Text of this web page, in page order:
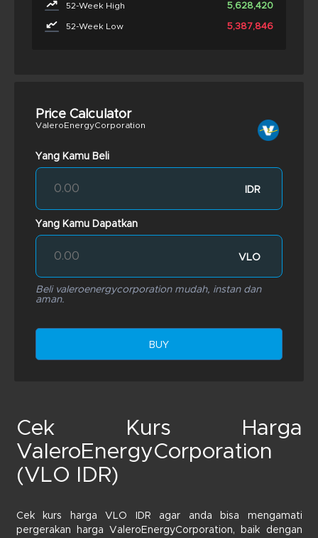
52-Week High 5,628,420
52-Week Low 5,387,846
Price Calculator
ValeroEnergyCorporation
Yang Kamu Beli
IDR
Yang Kamu Dapatkan
VLO
Beli valeroenergycorporation mudah, instan dan
aman.
BUY
Cek Kurs Harga
ValeroEnergyCorporation
(VLO IDR)
Cek kurs harga VLO IDR agar anda bisa mengamati
pergerakan harga ValeroEnergyCorporation, baik dengan